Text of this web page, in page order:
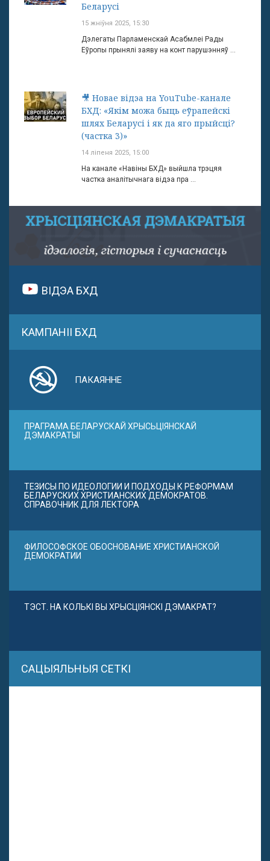
Беларусі
15 жніўня 2025, 15:30
Дэлегаты Парламенскай Асабмлеі Рады
Еўропы прынялі заяву на конт парушэнняў ...
🎥 Новае відэа на YouTube-канале
БХД: «Якім можа быць еўрапейскі
шлях Беларусі і як да яго прыйсці?
(частка 3)»
14 ліпеня 2025, 15:00
На канале «Навіны БХД» выйшла трэцяя
частка аналітычнага відэа пра ...
ВІДЭА БХД
КАМПАНІІ БХД
ПАКАЯННЕ
ПРАГРАМА БЕЛАРУСКАЙ ХРЫСЬЦІЯНСКАЙ
ДЭМАКРАТЫІ
ТЕЗИСЫ ПО ИДЕОЛОГИИ И ПОДХОДЫ К РЕФОРМАМ
БЕЛАРУСКИХ ХРИСТИАНСКИХ ДЕМОКРАТОВ.
СПРАВОЧНИК ДЛЯ ЛЕКТОРА
ФИЛОСОФСКОЕ ОБОСНОВАНИЕ ХРИСТИАНСКОЙ
ДЕМОКРАТИИ
ТЭСТ. НА КОЛЬКІ ВЫ ХРЫСЦІЯНСКІ ДЭМАКРАТ?
САЦЫЯЛЬНЫЯ СЕТКІ